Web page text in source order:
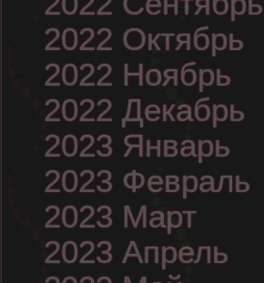
2022 Октябрь
2022 Ноябрь
2022 Декабрь
2023 Январь
2023 Февраль
2023 Март
2023 Апрель